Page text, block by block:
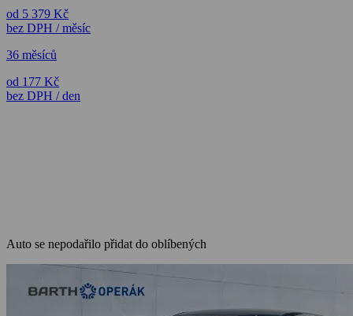
od 5 379 Kč
bez DPH / měsíc
36 měsíců
od 177 Kč
bez DPH / den
Auto se nepodařilo přidat do oblíbených